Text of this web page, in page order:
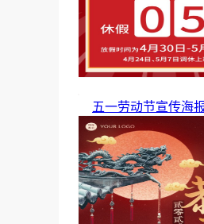
五一劳动节宣传海